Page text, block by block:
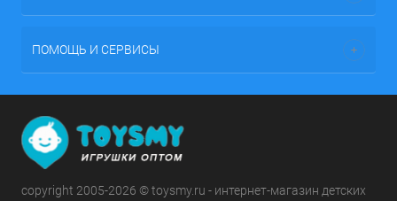
ПОМОЩЬ И СЕРВИСЫ
copyright 2005-2026 © toysmy.ru - интернет-магазин детских